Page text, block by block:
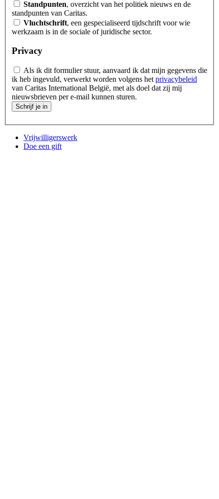
Standpunten, overzicht van het politiek nieuws en de
standpunten van Caritas.
Vluchtschrift, een gespecialiseerd tijdschrift voor wie
werkzaam is in de sociale of juridische sector.
Privacy
ik heb ingevuld, verwerkt worden volgens het privacybeleid
van Caritas International België, met als doel dat zij mij
nieuwsbrieven per e-mail kunnen sturen.
Schrijf je in
Vrijwilligerswerk
Doe een gift